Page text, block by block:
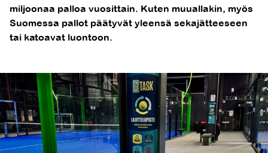
miljoonaa palloa vuosittain. Kuten muuallakin, myös
Suomessa pallot päätyvät yleensä sekajätteeseen
tai katoavat luontoon.